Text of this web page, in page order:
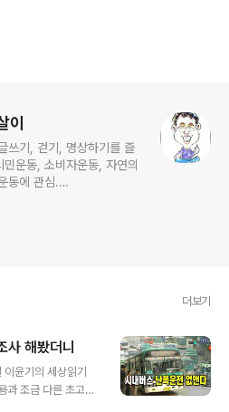
이
쓰기, 걷기, 명상하기를 즐
운동, 소비자운동, 자연의
동에 관심.
더보기
사 해봤더니
윤기의 세상읽기
과 조금 다른 초고이